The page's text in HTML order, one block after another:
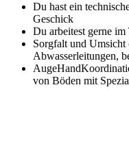
Du hast ein
Geschick
Du arbeitest gerne im
Sorgfalt und
Abwasserleitungen,
von Böden mit